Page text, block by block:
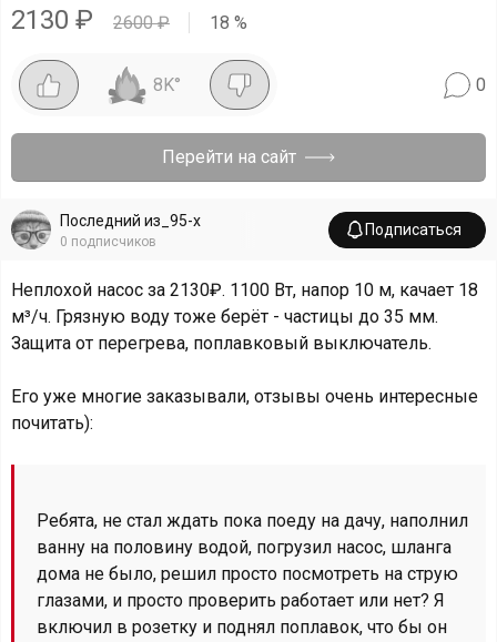
2130 ₽ 2600₽ 18 %
8K° 0
Перейти на сайт
Последний из_95-х
0 подписчиков
Подписаться
Неплохой насос за 2130₽. 1100 Вт, напор 10 м, качает 18
м³/ч. Грязную воду тоже берёт - частицы до 35 мм.
Защита от перегрева, поплавковый выключатель.
Его уже многие заказывали, отзывы очень интересные
почитать):
Ребята, не стал ждать пока поеду на дачу, наполнил
ванну на половину водой, погрузил насос, шланга
дома не было, решил просто посмотреть на струю
глазами, и просто проверить работает или нет? Я
включил в розетку и поднял поплавок, что бы он